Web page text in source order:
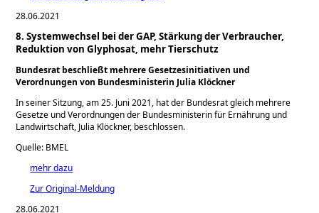
28.06.2021
8. Systemwechsel bei der GAP, Stärkung der Verbraucher,
Reduktion von Glyphosat, mehr Tierschutz
Bundesrat beschließt mehrere Gesetzesinitiativen und
Verordnungen von Bundesministerin Julia Klöckner
In seiner Sitzung, am 25. Juni 2021, hat der Bundesrat gleich mehrere
Gesetze und Verordnungen der Bundesministerin für Ernährung und
Landwirtschaft, Julia Klöckner, beschlossen.
Quelle: BMEL
mehr dazu
Zur Original-Meldung
28.06.2021